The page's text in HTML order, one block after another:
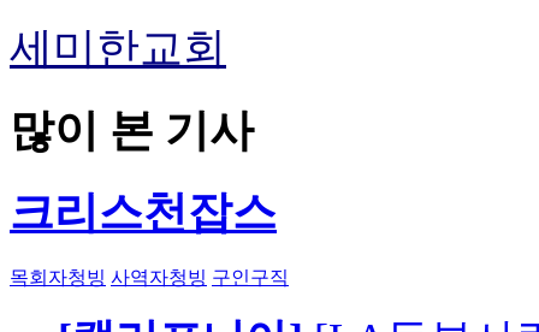
세미한교회
많이 본 기사
크리스천잡스
목회자청빙 사역자청빙 구인구직